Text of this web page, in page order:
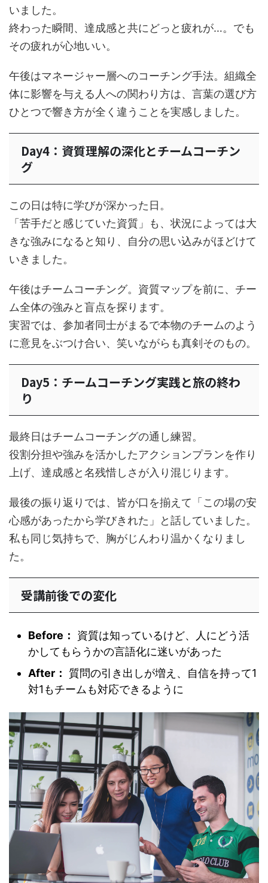
いました。
終わった瞬間、達成感と共にどっと疲れが…。でも
その疲れが心地いい。
午後はマネージャー層へのコーチング手法。組織全
体に影響を与える人への関わり方は、言葉の選び方
ひとつで響き方が全く違うことを実感しました。
Day4：資質理解の深化とチームコーチン
グ
この日は特に学びが深かった日。
「苦手だと感じていた資質」も、状況によっては大
きな強みになると知り、自分の思い込みがほどけて
いきました。
午後はチームコーチング。資質マップを前に、チー
ム全体の強みと盲点を探ります。
実習では、参加者同士がまるで本物のチームのよう
に意見をぶつけ合い、笑いながらも真剣そのもの。
Day5：チームコーチング実践と旅の終わ
り
最終日はチームコーチングの通し練習。
役割分担や強みを活かしたアクションプランを作り
上げ、達成感と名残惜しさが入り混じります。
最後の振り返りでは、皆が口を揃えて「この場の安
心感があったから学びきれた」と話していました。
私も同じ気持ちで、胸がじんわり温かくなりまし
た。
受講前後での変化
Before：
資質は知っているけど、人にどう活
かしてもらうかの言語化に迷いがあった
After：
質問の引き出しが増え、自信を持って1
対1もチームも対応できるように